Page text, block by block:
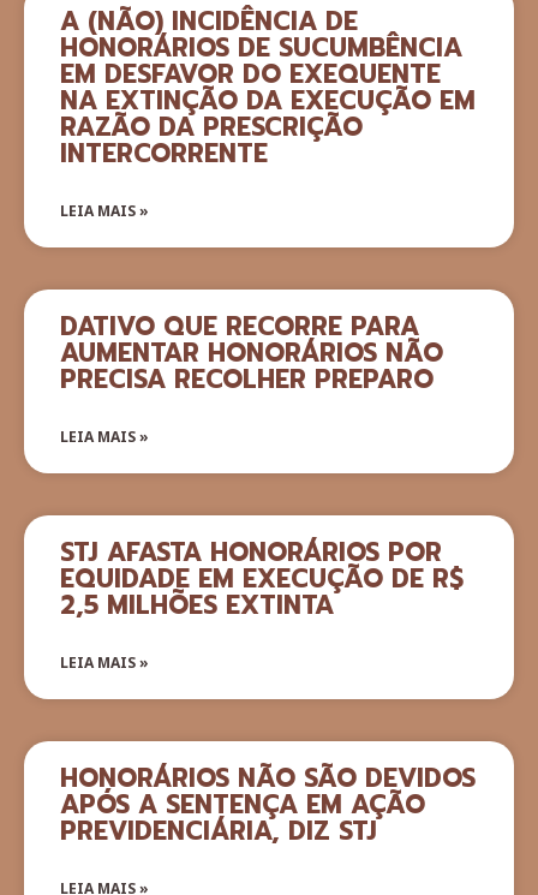
A (NÃO) INCIDÊNCIA DE
HONORÁRIOS DE SUCUMBÊNCIA
EM DESFAVOR DO EXEQUENTE
NA EXTINÇÃO DA EXECUÇÃO EM
RAZÃO DA PRESCRIÇÃO
INTERCORRENTE
LEIA MAIS »
DATIVO QUE RECORRE PARA
AUMENTAR HONORÁRIOS NÃO
PRECISA RECOLHER PREPARO
LEIA MAIS »
STJ AFASTA HONORÁRIOS POR
EQUIDADE EM EXECUÇÃO DE R$
2,5 MILHÕES EXTINTA
LEIA MAIS »
HONORÁRIOS NÃO SÃO DEVIDOS
APÓS A SENTENÇA EM AÇÃO
PREVIDENCIÁRIA, DIZ STJ
LEIA MAIS »